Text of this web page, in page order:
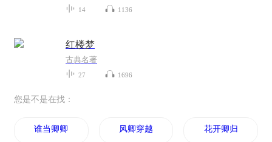
14 1136
红楼梦
古典名著
27 1696
您是不是在找：
谁当卿卿 风卿穿越 花开卿归